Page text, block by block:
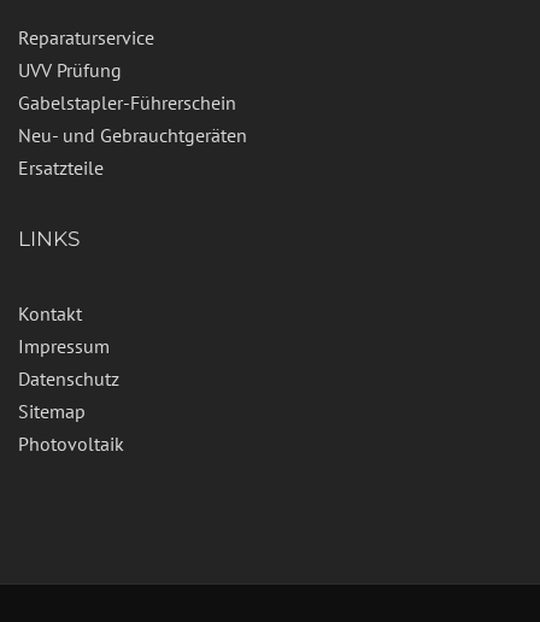
Reparaturservice
UVV Prüfung
Gabelstapler-Führerschein
Neu- und Gebrauchtgeräten
Ersatzteile
LINKS
Kontakt
Impressum
Datenschutz
Sitemap
Photovoltaik